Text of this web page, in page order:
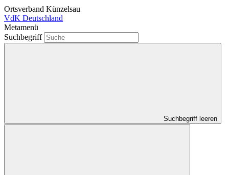
Ortsverband Künzelsau
VdK Deutschland
Metamenü
Suchbegriff
Suchbegriff leeren